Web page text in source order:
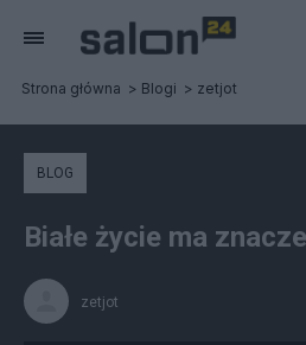
Strona główna Blogi zetjot
BLOG
Białe życie ma
zetjot